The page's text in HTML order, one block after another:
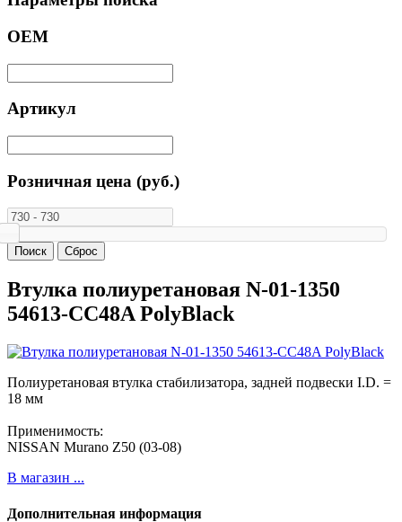
ОЕМ
Артикул
Розничная цена (руб.)
Втулка полиуретановая N-01-1350
54613-CC48A PolyBlack
Полиуретановая втулка стабилизатора, задней подвески I.D. =
18 мм
Применимость:
NISSAN Murano Z50 (03-08)
В магазин ...
Дополнительная информация